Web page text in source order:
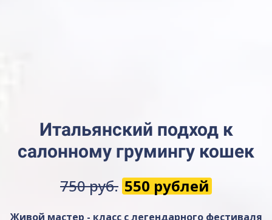
Итальянский подход к
салонному грумингу кошек
750 руб. 550 рублей
Живой мастер - класс с легендарного фестиваля